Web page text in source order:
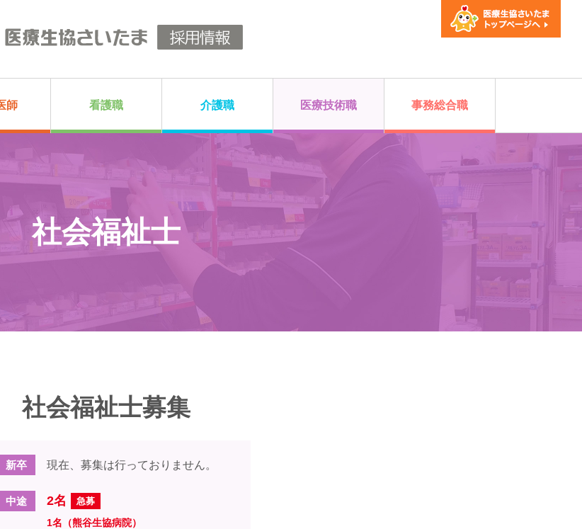
師 看護職 介護職 医療技術職 事務総合職
社会福祉士
社会福祉士募集
新卒 現在、募集は行っておりません。
中途 2名 急募
1名（熊谷生協病院）